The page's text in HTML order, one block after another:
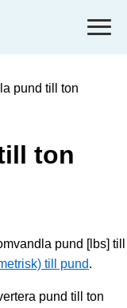
pund till ton
ton
pund [lbs] till
till pund.
pund till ton